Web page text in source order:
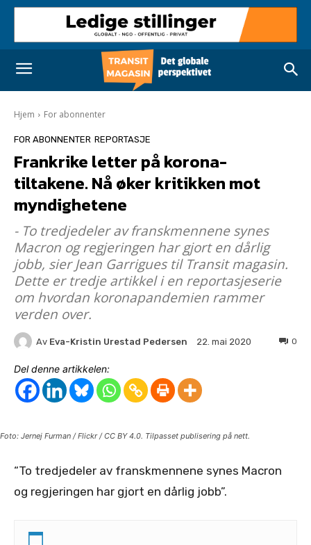
Hjem For abonnenter
FOR ABONNENTER REPORTASJE
Frankrike letter på korona-
tiltakene. Nå øker kritikken mot
myndighetene
- To tredjedeler av franskmennene synes
Macron og regjeringen har gjort en dårlig
jobb, sier Jean Garrigues til Transit magasin.
Dette er tredje artikkel i en reportasjeserie
om hvordan koronapandemien rammer
verden over.
Av Eva-Kristin Urestad Pedersen 22. mai 2020 0
Del denne artikkelen:
Foto: Jernej Furman / Flickr / CC BY 4.0. Tilpasset publisering på nett.
“To tredjedeler av franskmennene synes Macron
og regjeringen har gjort en dårlig jobb”.